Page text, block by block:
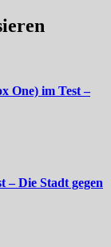
One) im Test –
– Die Stadt gegen